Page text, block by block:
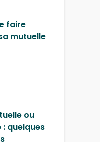
faire
mutuelle
ou
quelques